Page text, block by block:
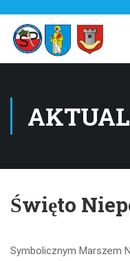
Święto
Symbolicznym Marszem